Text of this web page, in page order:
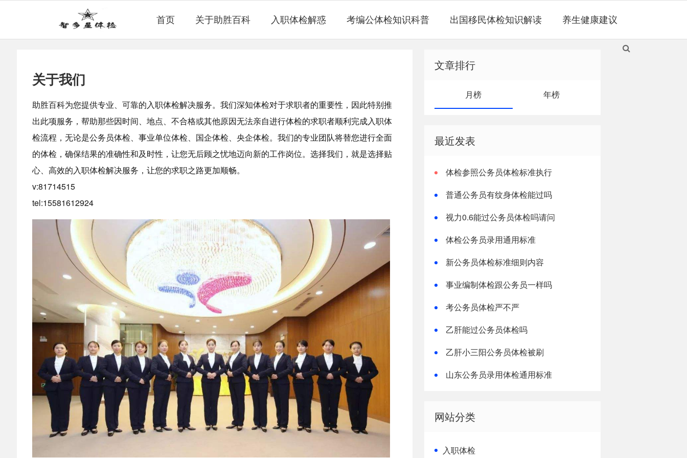
首页 关于助胜百科 入职体检解惑 考编公体检知识科普 出国移民体检知识解读 养生健康建议
关于我们
助胜百科为您提供专业、可靠的入职体检解决服务。我们深知体检对于求职者的重要性，因此特别推
出此项服务，帮助那些因时间、地点、不合格或其他原因无法亲自进行体检的求职者顺利完成入职体
检流程，无论是公务员体检、事业单位体检、国企体检、央企体检。我们的专业团队将替您进行全面
的体检，确保结果的准确性和及时性，让您无后顾之忧地迈向新的工作岗位。选择我们，就是选择贴
心、高效的入职体检解决服务，让您的求职之路更加顺畅。
v:81714515
tel:15581612924
文章排行
月榜 年榜
最近发表
体检参照公务员体检标准执行
普通公务员有纹身体检能过吗
视力0.6能过公务员体检吗请问
体检公务员录用通用标准
新公务员体检标准细则内容
事业编制体检跟公务员一样吗
考公务员体检严不严
乙肝能过公务员体检吗
乙肝小三阳公务员体检被刷
山东公务员录用体检通用标准
网站分类
入职体检